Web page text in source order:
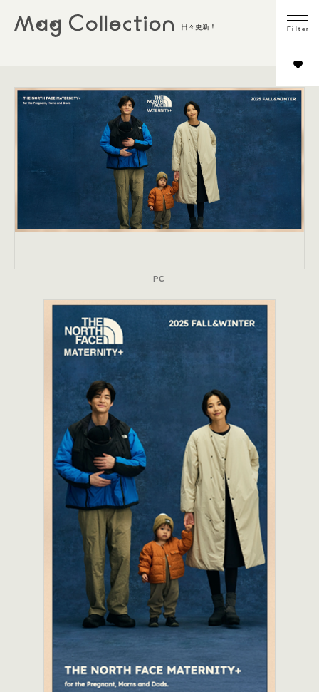
日々更新！
PC
F i l t e r
業種
ビューティー・コスメ
ライフスタイル
その他
コンテンツの内容
商品フォーカス
インタビュー／取材
スタイリング
HOWTO
LOOKBOOK／カタログ
スナップ
シンプル
ゴージャス
上品
かわいい
ポップ
クール
やさしい
ナチュラル
カジュアル